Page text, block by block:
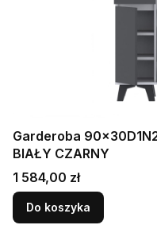
Garderoba
BIAŁY CZARNY
Cena
1 584,00 zł
Do koszyka